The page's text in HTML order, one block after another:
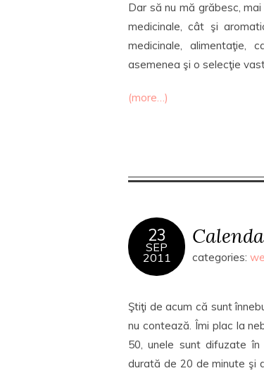
Dar să nu mă grăbesc,
medicinale, cât şi
medicinale, alimentaţie,
asemenea şi o selecţie
(more…)
23
SEP
2011 categories:
Ştiţi de acum că sunt
nu contează. Îmi plac la
50, unele sunt difuzate
durată de 20 de minute şi